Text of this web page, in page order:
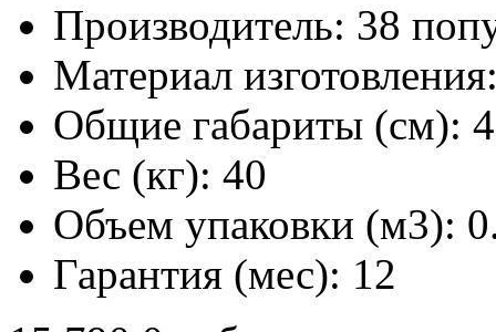
Производитель: 38
Материал
Общие габариты (см):
Вес (кг): 40
Объем упаковки (м3):
Гарантия (мес): 12